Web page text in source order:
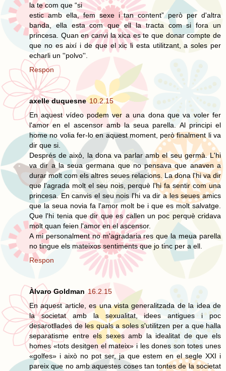
la te com que “si
estic amb ella, fem sexe i tan content” però per d'altra
banda, ella esta com que ell la tracta com si fora un
princesa. Quan en canvi la xica es te que donar compte de
que no es així i de que el xic li esta utilitzant, a soles per
echarli un ''polvo''.
Respon
axelle duquesne 10.2.15
En aquest vídeo podem ver a una dona que va voler fer
l'amor en el ascensor amb la seua parella. Al principi el
home no volia fer-lo en aquest moment, però finalment li va
dir que si.
Després de això, la dona va parlar amb el seu germà. L'hi
va dir a la seua germana que no pensava que anaven a
durar molt com els altres seues relacions. La dona l'hi va dir
que l'agrada molt el seu nois, perquè l'hi fa sentir com una
princesa. En canvis el seu nois l'hi va dir a les seues amics
que la seua novia fa l'amor molt be i que es molt salvatge.
Que l'hi tenia que dir que es callen un poc perquè cridava
molt quan feien l'amor en el ascensor.
A mi personalment no m'agradaria res que la meua parella
no tingue els mateixos sentiments que jo tinc per a ell.
Respon
Àlvaro Goldman 16.2.15
En aquest article, es una vista generalitzada de la idea de
la societat amb la sexualitat, idees antigues i poc
desarotllades de les quals a soles s'utilitzen per a que halla
separatisme entre els sexes amb la idealitat de que els
homes «tots desitgen el mateix» i les dones son totes unes
«golfes» i això no pot ser, ja que estem en el segle XXI i
pareix que no amb aquestes coses tan tontes de la societat